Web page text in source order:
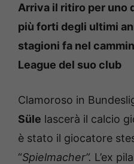
Arriva il ritiro per uno
più forti degli ultimi
stagioni fa nel
League del suo club
Clamoroso in
Süle lascerà il calcio
è stato il giocatore
“Spielmacher”. L’ex